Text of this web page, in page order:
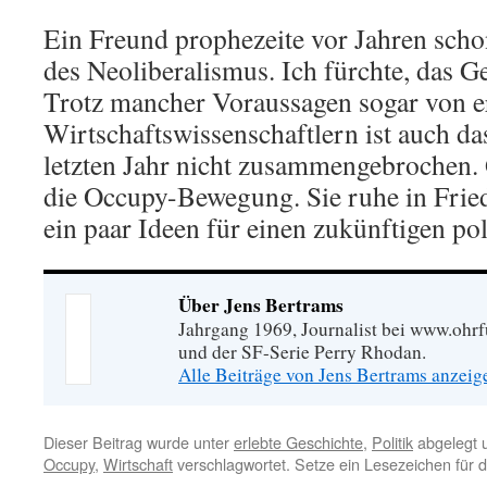
Ein Freund prophezeite vor Jahren
des Neoliberalismus. Ich fürchte, das
Trotz mancher Voraussagen sogar von
Wirtschaftswissenschaftlern ist auch
letzten Jahr nicht
die Occupy-Bewegung. Sie ruhe in
ein paar Ideen für einen zukünftigen
Über Jens Bertrams
Jahrgang 1969, Journalist bei
und der SF-Serie Perry Rhodan.
Alle Beiträge von Jens Bertrams
Dieser Beitrag wurde untererlebte Geschichte, Politikabgelegt
Occupy, Wirtschaftverschlagwortet. Setze ein Lesezeichen für